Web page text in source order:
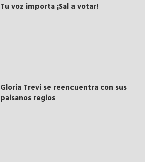
Tu voz importa ¡Sal a votar!
Gloria Trevi se reencuentra con sus
paisanos regios